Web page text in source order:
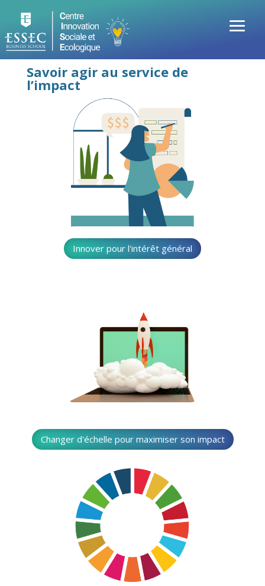
Savoir agir au service de
l’impact
Innover pour l'intérêt général
Changer d'échelle pour maximiser son impact